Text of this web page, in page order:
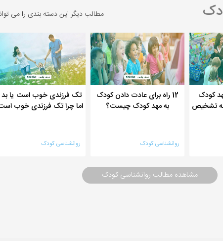
مطالب دیگر این دسته بندی را می
کودک
تشخیص
12 راه برای عادت دادن کودک
به مهد کودک چیست؟
روانشناسی کودک
تک فرزندی خوب است یا
اما چرا تک فرزندی خوب
روانشناسی کودک
مشاهده مطالب روانشناسی کودک